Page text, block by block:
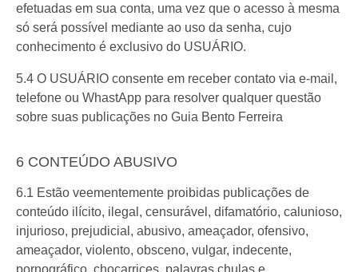
efetuadas em sua conta, uma vez que o acesso à mesma
só será possível mediante ao uso da senha, cujo
conhecimento é exclusivo do USUÁRIO.
5.4 O USUÁRIO consente em receber contato via e-mail,
telefone ou WhastApp para resolver qualquer questão
sobre suas publicações no Guia Bento Ferreira
6 CONTEÚDO ABUSIVO
6.1 Estão veementemente proibidas publicações de
conteúdo ilícito, ilegal, censurável, difamatório, calunioso,
injurioso, prejudicial, abusivo, ameaçador, ofensivo,
ameaçador, violento, obsceno, vulgar, indecente,
pornográfico, chocarrices, palavras chulas e